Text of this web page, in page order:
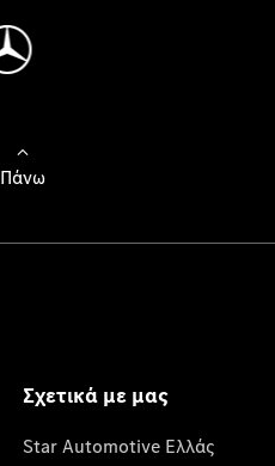
Πάνω
Σχετικά με μας
Star Automotive Ελλάς